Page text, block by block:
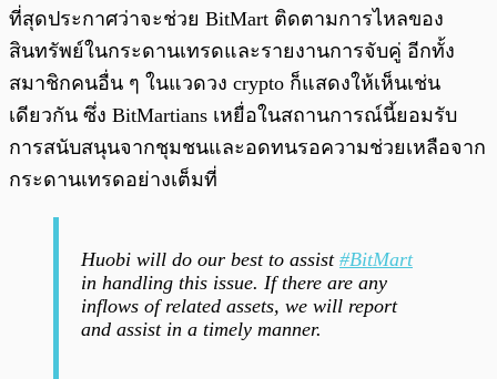
ที่สุดประกาศว่าจะช่วย BitMart ติดตามการไหลของ
สินทรัพย์ในกระดานเทรดและรายงานการจับคู่ อีกทั้ง
สมาชิกคนอื่น ๆ ในแวดวง crypto ก็แสดงให้เห็นเช่น
เดียวกัน ซึ่ง BitMartians เหยื่อในสถานการณ์นี้ยอมรับ
การสนับสนุนจากชุมชนและอดทนรอความช่วยเหลือจาก
กระดานเทรดอย่างเต็มที่
Huobi will do our best to assist #BitMart
in handling this issue. If there are any
inflows of related assets, we will report
and assist in a timely manner.